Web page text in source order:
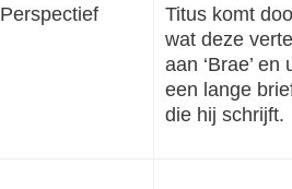
Perspectief
Titus komt
wat deze
aan ‘Brae’ en
een lange
die hij schrijft.